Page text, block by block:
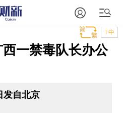
T中
一禁毒队长办公
发自北京